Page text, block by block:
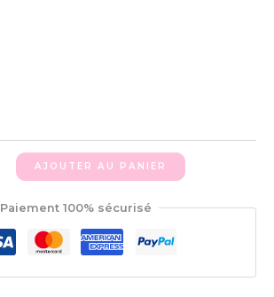
AJOUTER AU PANIER
Paiement 100% sécurisé